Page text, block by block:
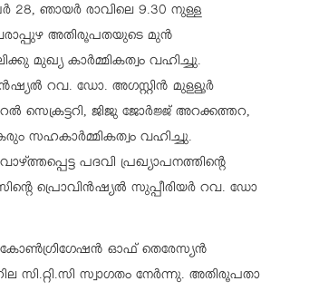
28, ഞായർ രാവിലെ 9.30 നുള്ള
അതിരൂപതയുടെ മുൻ
മുഖ്യ കാർമ്മികത്വം വഹിച്ചു.
റവ. ഡോ. അഗസ്റ്റിൻ മുളളൂർ
സെക്രട്ടറി, ജിജു ജോർജ്ജ് അറക്കത്തറ,
സഹകാർമ്മികത്വം വഹിച്ചു.
പദവി പ്രഖ്യാപനത്തിന്റെ
പ്രൊവിൻഷ്യൽ സുപ്പീരിയർ റവ. ഡോ
കോൺഗ്രിഗേഷൻ ഓഫ് തെരേസ്യൻ
സി.റ്റി.സി സ്വാഗതം നേർന്നു. അതിരൂപതാ